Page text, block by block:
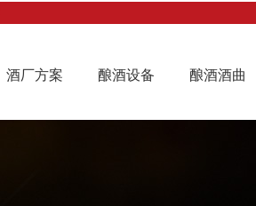
酒厂方案 酿酒设备 酿酒酒曲